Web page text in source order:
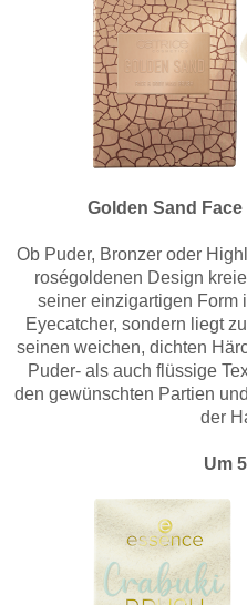
Golden Sand
Ob Puder, Bronzer oder
roségoldenen Design
seiner einzigartigen Form
Eyecatcher, sondern liegt
seinen weichen, dichten
Puder- als auch flüssige
den gewünschten Partien
der
Um